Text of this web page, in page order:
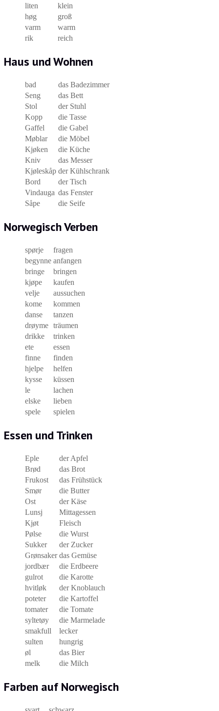
liten
klein
høg
groß
varm
warm
rik
reich
Haus und Wohnen
bad
das Badezimmer
Seng
das Bett
Stol
der Stuhl
Kopp
die Tasse
Gaffel
die Gabel
Møblar
die Möbel
Kjøken
die Küche
Kniv
das Messer
Kjøleskåp der Kühlschrank
Bord
der Tisch
Vindauga das Fenster
Såpe
die Seife
Norwegisch Verben
spørje
fragen
begynne anfangen
bringe
bringen
kjøpe
kaufen
velje
aussuchen
kome
kommen
danse
tanzen
drøyme träumen
drikke
trinken
ete
essen
finne
finden
hjelpe
helfen
kysse
küssen
le
lachen
elske
lieben
spele
spielen
Essen und Trinken
Eple
der Apfel
Brød
das Brot
Frukost
das Frühstück
Smør
die Butter
Ost
der Käse
Lunsj
Mittagessen
Kjøt
Fleisch
Pølse
die Wurst
Sukker
der Zucker
Grønsaker das Gemüse
jordbær
die Erdbeere
gulrot
die Karotte
hvitløk
der Knoblauch
poteter
die Kartoffel
tomater
die Tomate
syltetøy
die Marmelade
smakfull
lecker
sulten
hungrig
øl
das Bier
melk
die Milch
Farben auf Norwegisch